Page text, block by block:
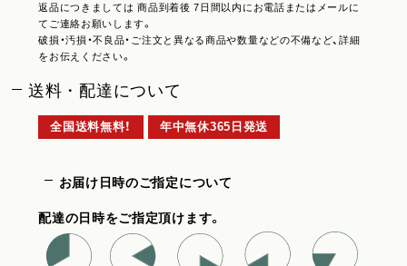
返品につきましては 商品到着後 7日間以内にお電話またはメールに
てご連絡お願いします。
破損・汚損・不良品・ご注文と異なる商品や数量などの不備など、詳細
をお伝えください。
送料・配達について
全国送料無料！ 年中無休365日発送
お届け日時のご指定について
配達の日時をご指定頂けます。